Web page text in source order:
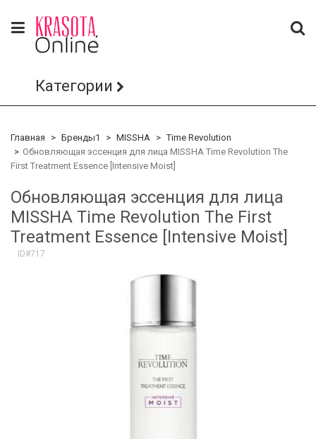
Категории
Главная Бренды1 MISSHA
Time Revolution
Обновляющая эссенция для лица MISSHA Time Revolution The
First Treatment Essence [Intensive Moist]
Обновляющая эссенция для лица
MISSHA Time Revolution The First
Treatment Essence [Intensive Moist]
ID#717